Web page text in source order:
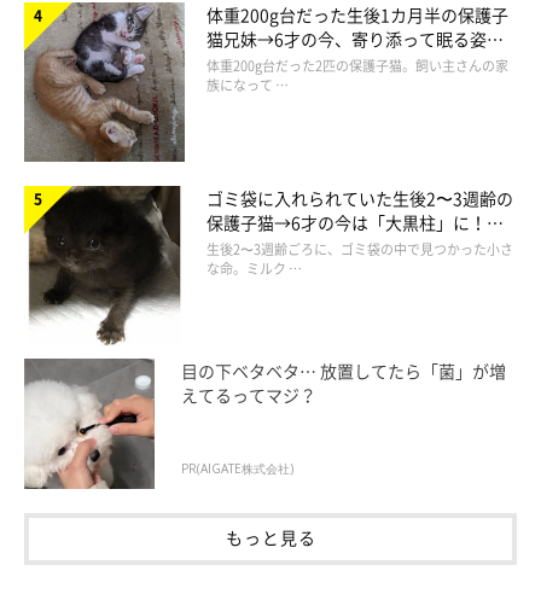
体重200g台だった生後1カ月半の保護子
猫兄妹→6才の今、寄り添って眠る姿に
ほっこり！
体重200g台だった2匹の保護子猫。飼い主さんの家
族になって …
ゴミ袋に入れられていた生後2〜3週齢の
保護子猫→6才の今は「大黒柱」に！
美しい黒猫に成長した姿にグッとくる
生後2〜3週齢ごろに、ゴミ袋の中で見つかった小さ
な命。ミルク …
目の下ベタベタ… 放置してたら「菌」が増
えてるってマジ？
PR(AIGATE株式会社)
もっと見る